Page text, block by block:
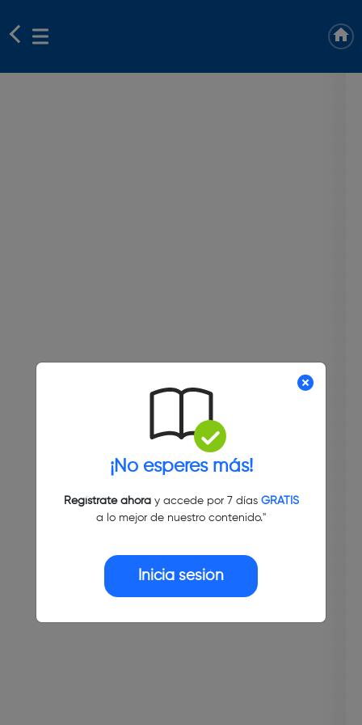
¡No esperes más!
Regístrate ahoray accede por 7 días GRATIS
a lo mejor de nuestro contenido."
Inicia sesión